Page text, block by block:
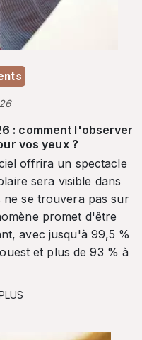
: comment l'observer
vos yeux ?
offrira un spectacle
sera visible dans
se trouvera pas sur
promet d'être
avec jusqu'à 99,5 %
et plus de 93 % à